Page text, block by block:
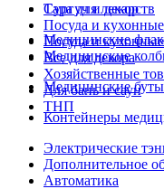
Сургуч и декор
Посуда и
Посуда и
Все для декора
Хозяйственные
Для бань и саун
ТНП
Тара для лекарств
Медицинские
Медицинские
Медицинские
Контейнеры
Электрические
Дополнительное
Автоматика